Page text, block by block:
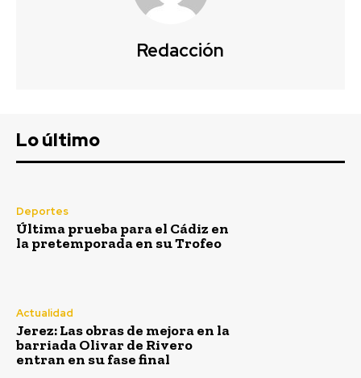
Redacción
Lo último
Deportes
Última prueba para el Cádiz en
la pretemporada en su Trofeo
Actualidad
Jerez: Las obras de mejora en la
barriada Olivar de Rivero
entran en su fase final